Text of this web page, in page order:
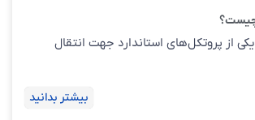
پروتکل امن SSL یکی از پروتکل‌های استاندارد جهت انتقال
بیشتر بدانید